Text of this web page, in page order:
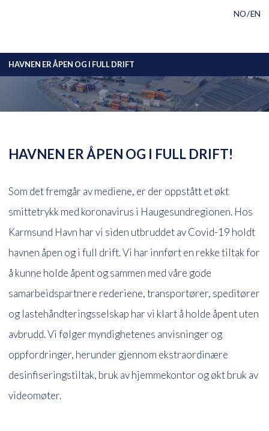
E
P
Å
NORSK
EN
HAVNEN ER ÅPEN OG I FULL DRIFT
HAVNEN ER ÅPEN OG I FULL DRIFT!
Som det fremgår av mediene, er der oppstått et økt
smittetrykk med koronavirus i Haugesundregionen. Hos
Karmsund Havn har vi siden utbruddet av Covid-19 holdt
havnen åpen og i full drift. Vi har innført en rekke tiltak for
å kunne holde åpent og sammen med våre gode
samarbeidspartnere rederiene, transportører, speditører
og lastehåndteringsselskap har vi klart å holde åpent uten
avbrudd. Vi følger myndighetenes anvisninger og
oppfordringer, herunder gjennom ekstraordinære
desinfiseringstiltak, bruk av hjemmekontor og økt bruk av
videomøter.